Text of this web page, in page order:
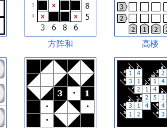
方阵和 高楼